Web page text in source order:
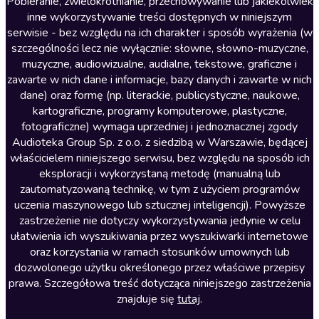
Literatura faktu
Literatura obyczajowa
Literatura piękna obca
Literatura piękna polska
Nagrania relaksacyjne
Nauka języków
Nauki humanistyczne
Podcasty i audycje
Polityka
Prasa
Religia
Romans
inne wykorzystywanie treści dostępnych w niniejszym
serwisie - bez względu na ich charakter i sposób wyrażenia (w
szczególności lecz nie wyłącznie: słowne, słowno-muzyczne,
muzyczne, audiowizualne, audialne, tekstowe, graficzne i
zawarte w nich dane i informacje, bazy danych i zawarte w nich
dane) oraz formę (np. literackie, publicystyczne, naukowe,
kartograficzne, programy komputerowe, plastyczne,
fotograficzne) wymaga uprzedniej i jednoznacznej zgody
Audioteka Group Sp. z o.o. z siedzibą w Warszawie, będącej
właścicielem niniejszego serwisu, bez względu na sposób ich
eksploracji i wykorzystaną metodę (manualną lub
zautomatyzowaną technikę, w tym z użyciem programów
uczenia maszynowego lub sztucznej inteligencji). Powyższe
zastrzeżenie nie dotyczy wykorzystywania jedynie w celu
ułatwienia ich wyszukiwania przez wyszukiwarki internetowe
oraz korzystania w ramach stosunków umownych lub
dozwolonego użytku określonego przez właściwe przepisy
prawa. Szczegółowa treść dotycząca niniejszego zastrzeżenia
znajduje się tutaj.